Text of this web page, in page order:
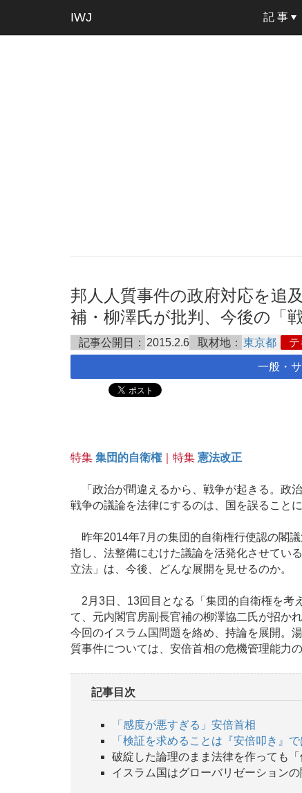
IWJ 記 事
邦人人質事件の政府対応を追
補・柳澤氏が批判、今後の「
記事公開日： 2015.2.6 取材地： 東京都 テ
一般・
特集 集団的自衛権 ｜特集 憲法改正
「政治が間違えるから、戦争が起きる。政
戦争の議論を法律にするのは、国を誤ることに
昨年2014年7月の集団的自衛権行使認の閣
指し、法整備にむけた議論を活発化させてい
立法」は、今後、どんな展開を見せるのか。
2月3日、13回目となる「集団的自衛権を考
て、元内閣官房副長官補の柳澤協二氏が招か
今回のイスラム国問題を絡め、持論を展開。
質事件については、安倍首相の危機管理能力
記事目次
「感度が悪すぎる」安倍首相
「検証を求めることは『安倍叩き
破綻した論理のまま法律を作っても「
イスラム国はグローバリゼーション